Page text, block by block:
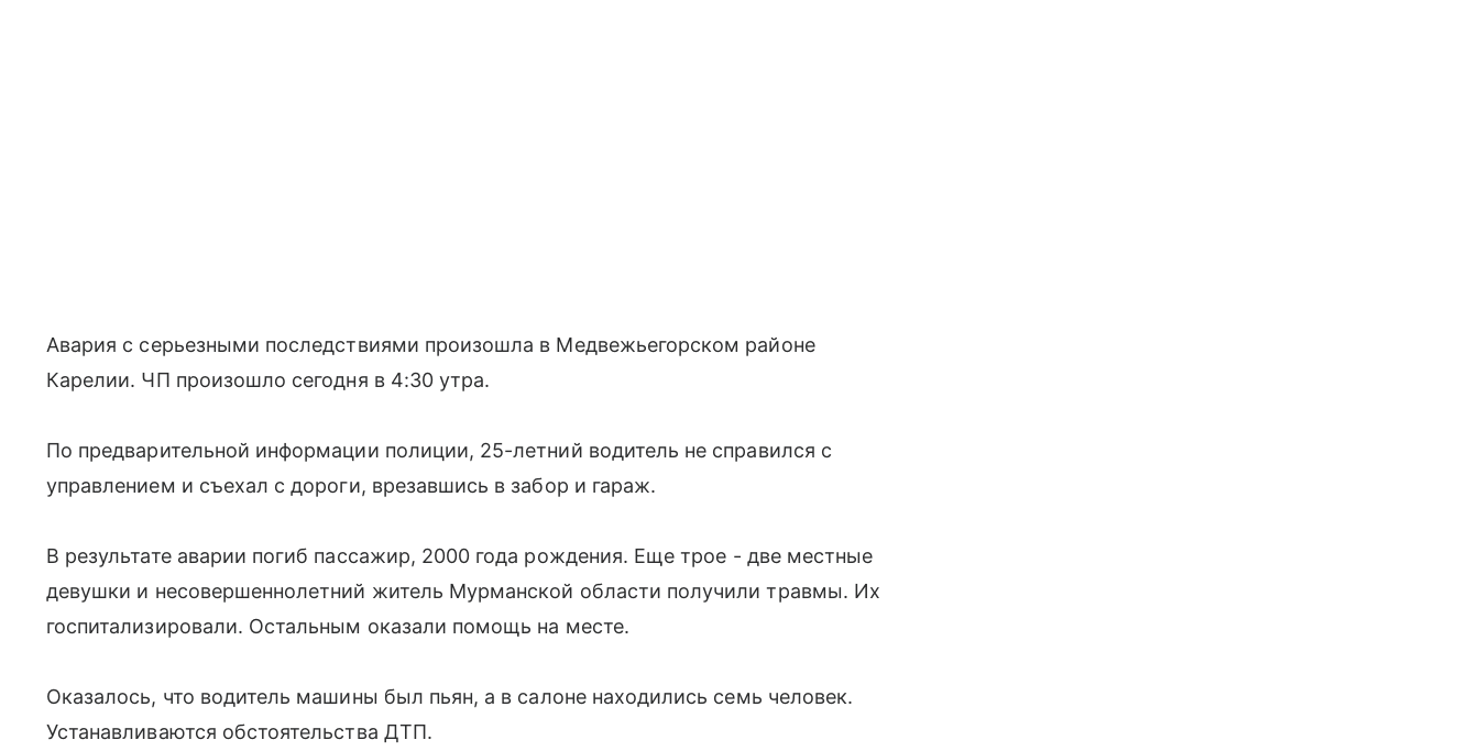
Авария с серьезными последствиями произошла в Медвежьегорском районе
Карелии. ЧП произошло сегодня в 4:30 утра.
По предварительной информации полиции, 25-летний водитель не справился с
управлением и съехал с дороги, врезавшись в забор и гараж.
В результате аварии погиб пассажир, 2000 года рождения. Еще трое - две местные
девушки и несовершеннолетний житель Мурманской области получили травмы. Их
госпитализировали. Остальным оказали помощь на месте.
Оказалось, что водитель машины был пьян, а в салоне находились семь человек.
Устанавливаются обстоятельства ДТП.